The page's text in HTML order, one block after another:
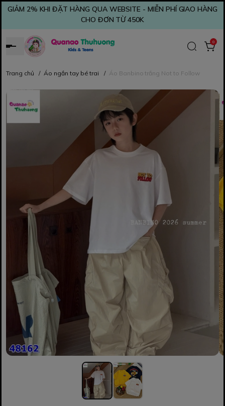
GIẢM 2% KHI ĐẶT HÀNG QUA WEBSITE - MIỄN PHÍ GIAO HÀNG
CHO ĐƠN TỪ 450K
0
Trang chủ / Áo ngắn tay bé trai / Áo Banbino trắng Not to Follow